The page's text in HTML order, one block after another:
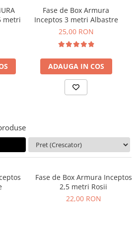
metri
Fase de Box Armura
Inceptos 3 metri Albastre
25,00 RON
ADAUGA IN COS
Fase de Box Armura Inceptos
2,5 metri Rosii
22,00 RON